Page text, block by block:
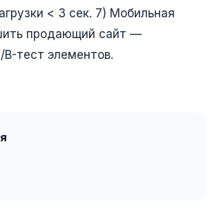
магазина
< 3 сек. 7) Мобильная
продающий сайт —
тест элементов.